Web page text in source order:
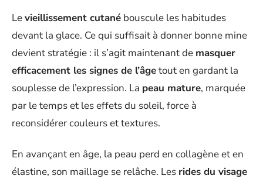
Levieillissement cutané bouscule les habitudes
devant la glace. Ce qui suffisait à donner bonne mine
devient stratégie : il s’agit maintenant de masquer
efficacement les signes de l’âgetout en gardant la
souplesse de l’expression. La peau mature, marquée
par le temps et les effets du soleil, force à
reconsidérer couleurs et textures.
En avançant en âge, la peau perd en collagène et en
élastine, son maillage se relâche. Les rides du visage